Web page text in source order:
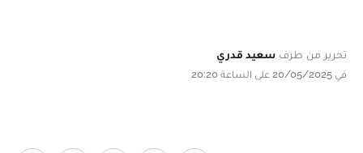
تحرير من طرف سعيد قدري
في 20/05/2025 على الساعة 20:20